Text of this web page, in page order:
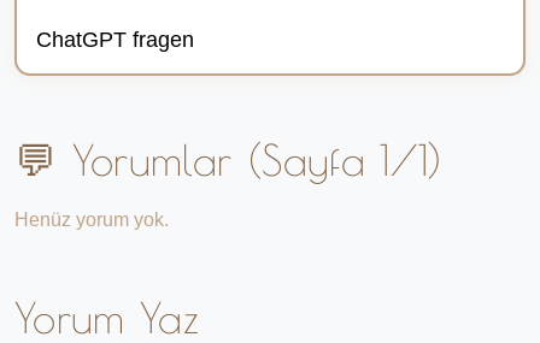
ChatGPT fragen
💬 Yorumlar (Sayfa 1/1)
Henüz yorum yok.
Yorum Yaz